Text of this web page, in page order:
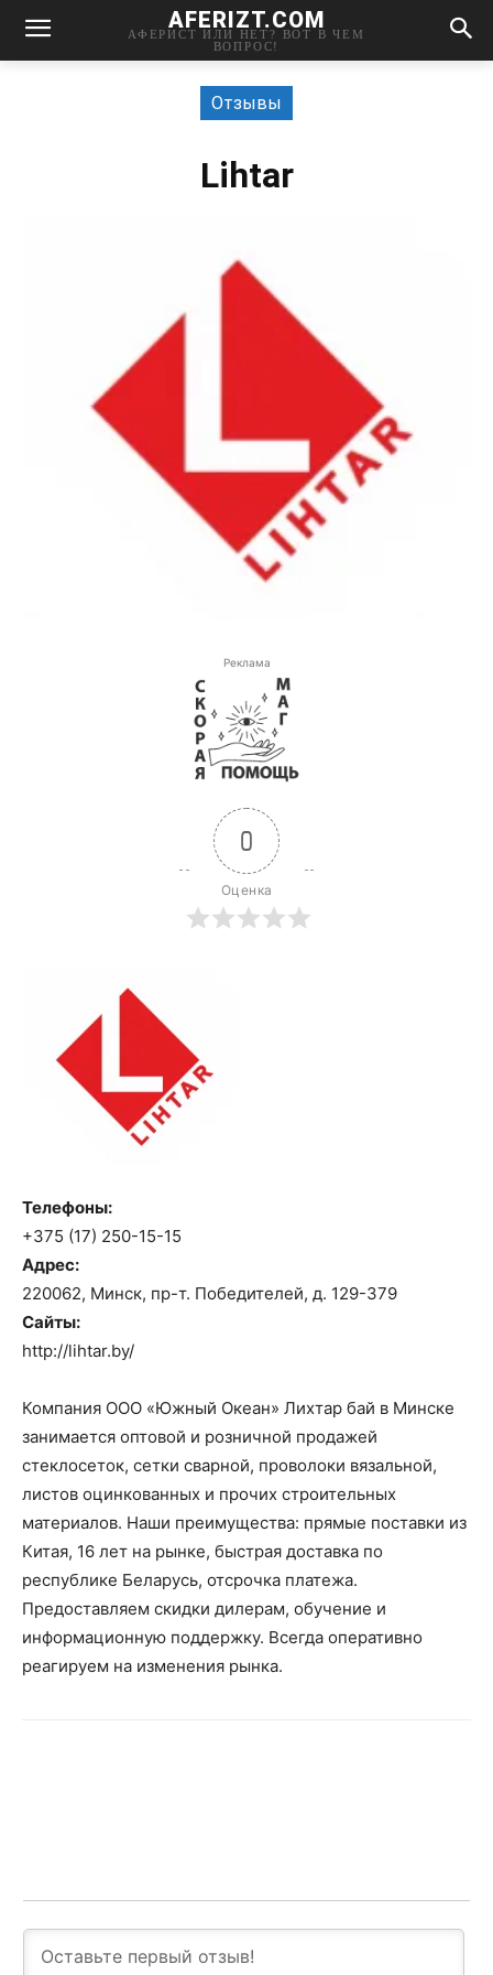
AFERIZT.COM
АФЕРИСТ ИЛИ НЕТ? ВОТ В ЧЕМ
ВОПРОС!
Отзывы
Lihtar
Реклама
0
Оценка
Телефоны:
+375 (17) 250-15-15
Адрес:
220062, Минск, пр-т. Победителей, д. 129-379
Сайты:
http://lihtar.by/
Компания ООО «Южный Океан» Лихтар бай в Минске
занимается оптовой и розничной продажей
стеклосеток, сетки сварной, проволоки вязальной,
листов оцинкованных и прочих строительных
материалов. Наши преимущества: прямые поставки из
Китая, 16 лет на рынке, быстрая доставка по
республике Беларусь, отсрочка платежа.
Предоставляем скидки дилерам, обучение и
информационную поддержку. Всегда оперативно
реагируем на изменения рынка.